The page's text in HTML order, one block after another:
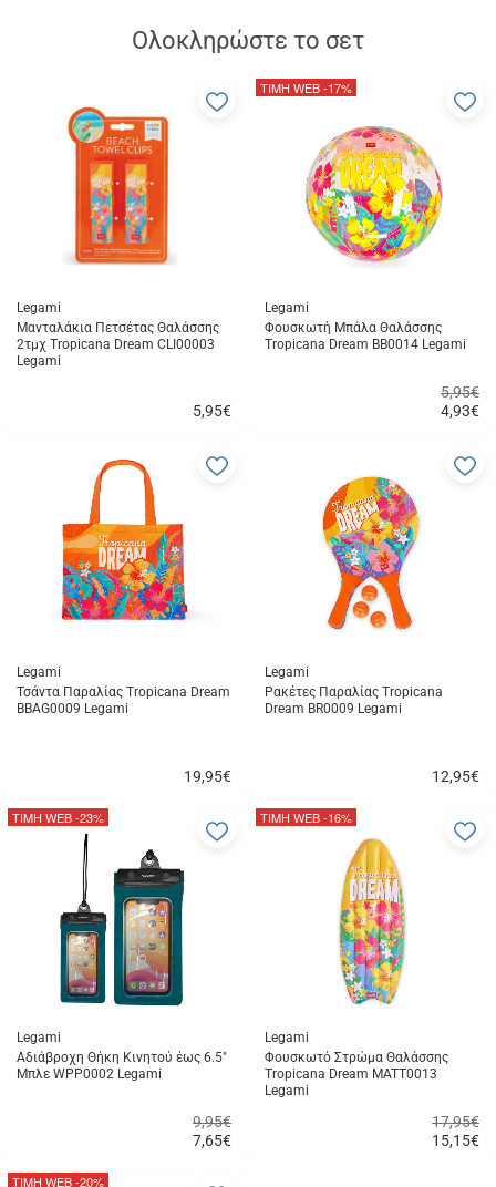
Ολοκληρώστε το σετ
Legami
Μανταλάκια Πετσέτας Θαλάσσης
2τμχ Tropicana Dream CLI00003
Legami
5,95€
Προσθήκη
αγαπημένα
Legami
Φουσκωτή Μπάλα Θαλάσσης
Tropicana Dream BB0014 Legami
4,93€
5,95€
ΤΙΜΗ WEB-17%
Legami
Τσάντα Παραλίας Tropicana Dream
BBAG0009 Legami
19,95€
Προσθήκη
αγαπημένα
αγορά
Legami
Ρακέτες Παραλίας Tropicana
Dream BR0009 Legami
12,95€
αγορά
Legami
Αδιάβροχη Θήκη Κινητού έως 6.5"
Μπλε WPP0002 Legami
7,65€
9,95€
ΤΙΜΗ WEB-23%
Προσθήκη
αγορά
Legami
Φουσκωτό Στρώμα Θαλάσσης
Tropicana Dream MATT0013
Legami
15,15€
17,95€
ΤΙΜΗ WEB-16%
ΤΙΜΗ WEB-20%